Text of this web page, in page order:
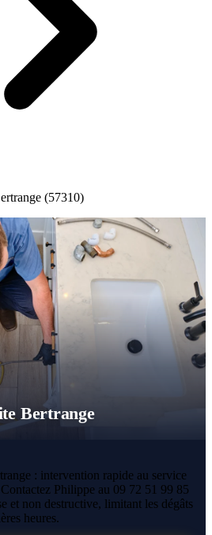
(57310)
Bertrange
: intervention rapide au service
Philippe au 09 72 51 99 85
et non destructive, limitant les dégâts
heures.